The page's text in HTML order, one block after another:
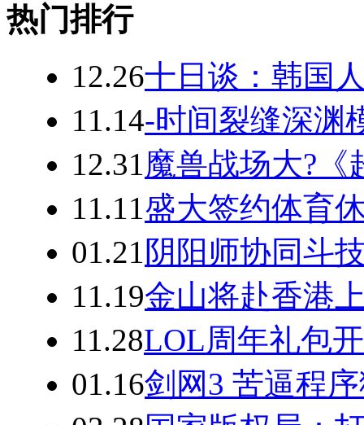
热门排行
12.26十日谈：韩国
11.14-时间裂缝深渊
12.31魔兽战场大?
11.11盛大签约体育
01.21 阴阳师协同斗
11.19金山将赴香港
11.28LOL周年礼包
01.16剑网3 苦逼程